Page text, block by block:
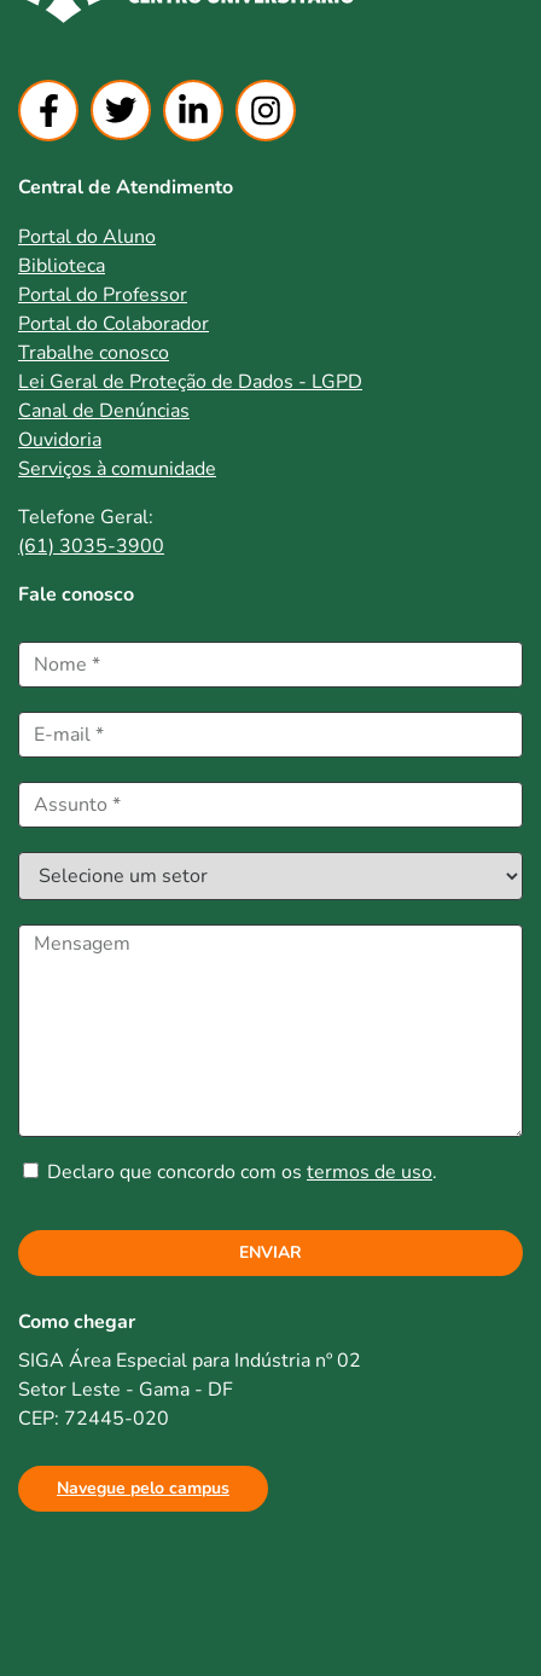
Central de Atendimento
Portal do Aluno
Biblioteca
Portal do Professor
Portal do Colaborador
Trabalhe conosco
Lei Geral de Proteção de Dados - LGPD
Canal de Denúncias
Ouvidoria
Serviços à comunidade
Telefone Geral:
(61) 3035-3900
Fale conosco
Declaro que concordo com os termos de uso.
ENVIAR
Como chegar
SIGA Área Especial para Indústria nº 02
Setor Leste - Gama - DF
CEP: 72445-020
Navegue pelo campus